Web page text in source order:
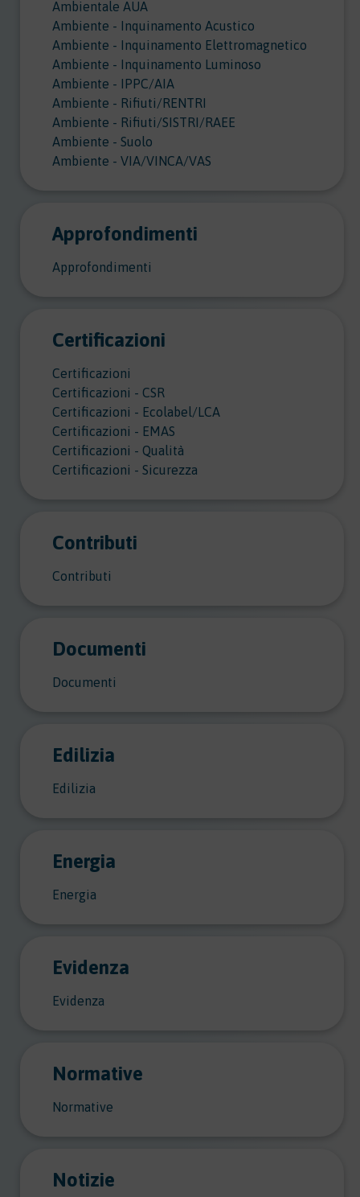
Ambientale AUA
Ambiente - Inquinamento Acustico
Ambiente - Inquinamento Elettromagnetico
Ambiente - Inquinamento Luminoso
Ambiente - IPPC/AIA
Ambiente - Rifiuti/RENTRI
Ambiente - Rifiuti/SISTRI/RAEE
Ambiente - Suolo
Ambiente - VIA/VINCA/VAS
Approfondimenti
Approfondimenti
Certificazioni
Certificazioni
Certificazioni - CSR
Certificazioni - Ecolabel/LCA
Certificazioni - EMAS
Certificazioni - Qualità
Certificazioni - Sicurezza
Contributi
Contributi
Documenti
Documenti
Edilizia
Edilizia
Energia
Energia
Evidenza
Evidenza
Normative
Normative
Notizie